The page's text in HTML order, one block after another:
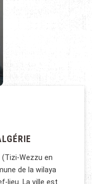
Wezzu en
de la wilaya
lieu. La ville est